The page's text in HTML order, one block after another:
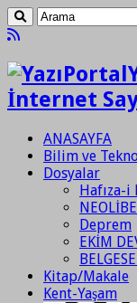
İnternet
ANASAYFA
Bilim ve
Dosyalar
Hafıza-i
Deprem
EKİM
Kitap/Makale
Kent-Yaşam